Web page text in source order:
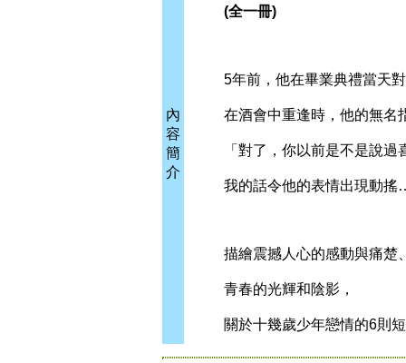
內
容
簡
介
(全一冊)
5年前，他在畢業典禮當天對
在酒會中重逢時，他的無名
「對了，你以前是不是說過
我的話令他的表情出現動
描繪震撼人心的感動與痛楚
青春的光輝和陰影，
關於十幾歲少年戀情的6則短